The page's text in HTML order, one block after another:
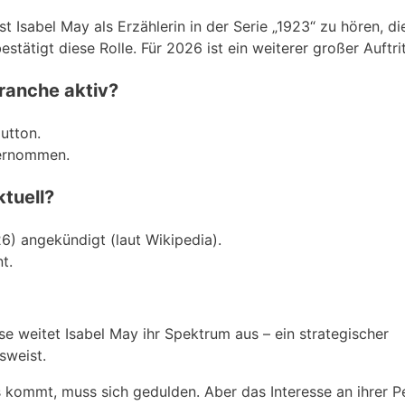
May als Erzählerin in der Serie „1923“ zu hören,
diese Rolle. Für 2026 ist ein weiterer großer
aktiv?
angekündigt (laut Wikipedia).
weitet Isabel May ihr Spektrum aus – ein strategischer
muss sich gedulden. Aber das Interesse an ihrer